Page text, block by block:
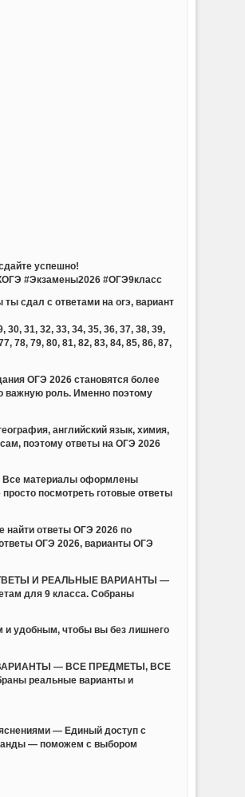
успешно!
#Экзамены2026 #ОГЭ9класс
сдал с ответами на огэ, вариант
30, 31, 32, 33, 34, 35, 36, 37, 38, 39,
78, 79, 80, 81, 82, 83, 84, 85, 86, 87,
ОГЭ 2026 становятся более
важную роль. Именно поэтому
английский язык, химия,
поэтому ответы на ОГЭ 2026
Все материалы оформлены
посмотреть готовые ответы
найти ответы ОГЭ 2026 по
ОГЭ 2026, варианты ОГЭ
ОТВЕТЫ И РЕАЛЬНЫЕ ВАРИАНТЫ —
для 9 класса. Собраны
удобным, чтобы вы без лишнего
ВАРИАНТЫ — ВСЕ ПРЕДМЕТЫ, ВСЕ
реальные варианты и
— Единый доступ с
— поможем с выбором